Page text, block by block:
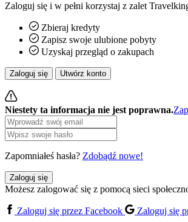
Zaloguj się i w pełni korzystaj z zalet
Zbieraj kredyty
Zapisz swoje ulubione pobyty
Uzyskaj przegląd o zakupach
Zaloguj się Utwórz konto
Niestety ta informacja nie jest poprawna.
Zapomniałeś hasła? Zdobądź nowe!
Zaloguj się
Możesz zalogować się z pomocą sieci
Zaloguj się przez Facebook
Zaloguj się